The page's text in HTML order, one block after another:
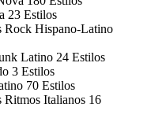
23 Estilos
Rock Hispano-Latino
Latino 24 Estilos
3 Estilos
70 Estilos
Ritmos Italianos 16